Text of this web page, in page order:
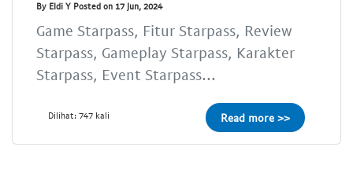
By Eldi Y Posted on 17 Jun, 2024
Game Starpass, Fitur Starpass, Review
Starpass, Gameplay Starpass, Karakter
Starpass, Event Starpass...
Dilihat: 747 kali Read more >>